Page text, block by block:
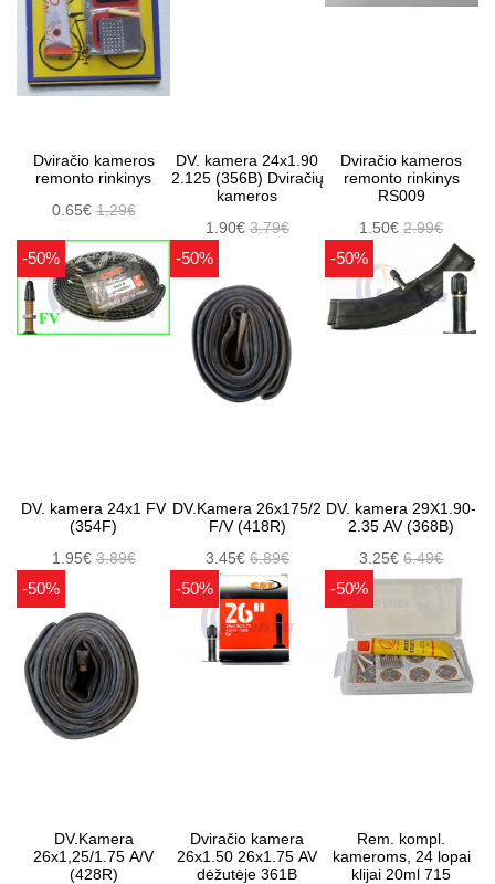
Dviračio kameros
remonto rinkinys
0.65€1.29€
DV. kamera 24x1.90
2.125 (356B) Dviračių
kameros
1.90€ 3.79€
Dviračio kameros
remonto rinkinys
RS009
1.50€2.99€
-50%
DV. kamera 24x1 FV
(354F)
1.95€3.89€
-50%
DV.Kamera 26x175/2
F/V (418R)
3.45€ 6.89€
-50%
DV. kamera 29X1.90-
2.35 AV (368B)
3.25€6.49€
-50%
DV.Kamera
26x1,25/1.75 A/V
(428R)
-50%
Dviračio kamera
26x1.50 26x1.75 AV
dėžutėje 361B
-50%
Rem. kompl.
kameroms, 24 lopai
klijai 20ml 715